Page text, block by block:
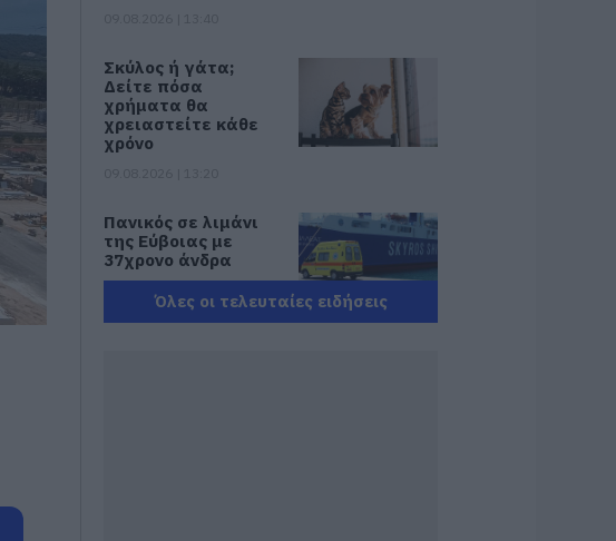
Σκύλος ή γάτα;
Δείτε πόσα
χρήματα θα
χρειαστείτε κάθε
χρόνο
Πανικός σε λιμάνι
της Εύβοιας με
37χρονο άνδρα
09.08.2026 | 13:00
Όλες οι τελευταίες ειδήσεις